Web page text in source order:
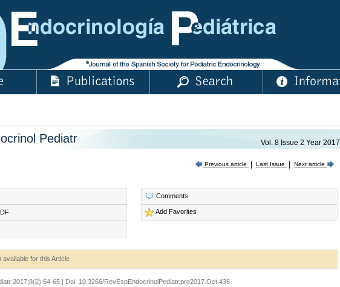
Pediatr Vol. 8 Issue 2 Year 2017
Previous article Last Issue Next article
Comments
Add Favorites
available for this Article
2017;8(2):64-65 | Doi. 10.3266/RevEspEndocrinolPediatr.pre2017.Oct.436